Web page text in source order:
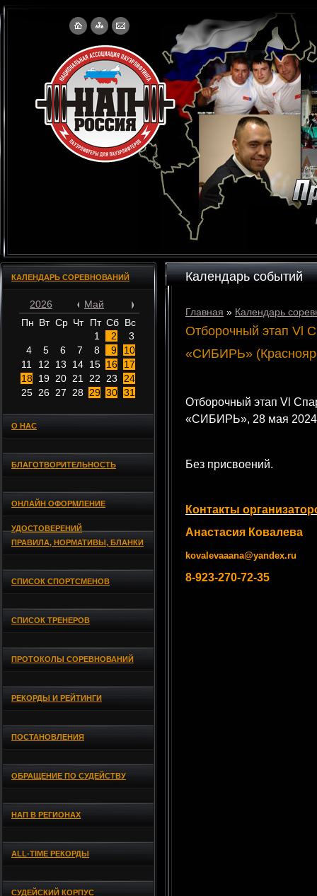
КАЛЕНДАРЬ СОРЕВНОВАНИЙ
2026
Май
Пн Вт Ср Чт Пт Сб Вс
1
2
3
4
5 6 7 8 9
10
11
12 13 14 15 16
17
18 19 20 21 22 23
24
25 26 27 28 29 30 31
О НАС
БЛАГОТВОРИТЕЛЬНОСТЬ
ОНЛАЙН ОФОРМЛЕНИЕ
УДОСТОВЕРЕНИЙ
ПРАВИЛА, НОРМАТИВЫ, БЛАНКИ
СПИСОК СПОРТСМЕНОВ
СПИСОК ТРЕНЕРОВ
ПРОТОКОЛЫ СОРЕВНОВАНИЙ
РЕКОРДЫ И РЕЙТИНГИ
ПОСТАНОВЛЕНИЯ
ОБРАЩЕНИЕ ПО СУДЕЙСТВУ
НАП В РЕГИОНАХ
ALL-TIME РЕКОРДЫ
СУДЕЙСКИЙ КОРПУС
Календарь событий
Главная » Календарь
Отборочный этап Vl
«СИБИРЬ»
Отборочный этап Vl
«СИБИРЬ», 28 мая 2024
Без присвоений.
Контакты
Анастасия Ковалева
kovalevaaana@yandex.ru
8-923-270-72-35